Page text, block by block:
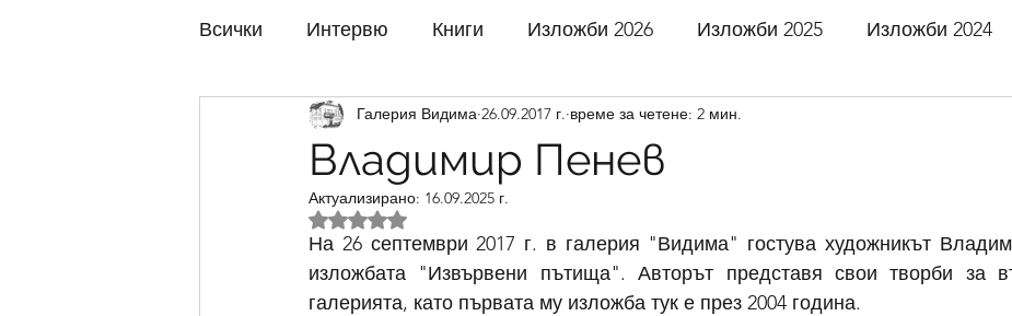
Всички Интервю Книги Изложби 2026 Изложби 2025 Изложби 2024
Изложби 2022 Изложби 2021 Изложби 2020
Изложби 2017 Изложби 2016
Изложби 2011 Изложби 2010 Изложби 2009 Изложби
Владимир Пенев
Галерия Видима 26.09.2017 г. време за четене: 2 мин.
Актуализирано: 16.09.2025 г.
Оценено с NaN от 5 звезди.
На 26 септември 2017 г. в галерия "Видима" гостува художникът
изложбата "Извървени пътища". Авторът представя свои творби за
галерията, като първата му изложба тук е през 2004 година.